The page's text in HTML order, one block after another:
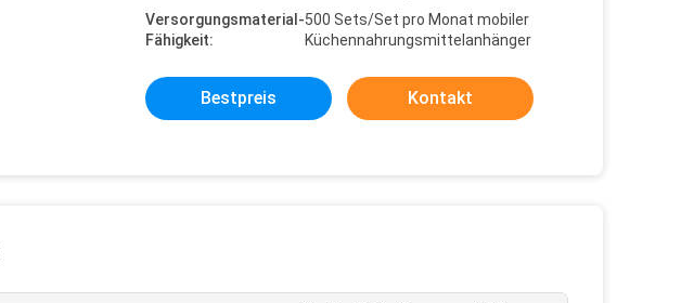
Versorgungsmaterial-
Fähigkeit:
500 Sets/Set pro Monat mobiler
Küchennahrungsmittelanhänger
Bestpreis Kontakt